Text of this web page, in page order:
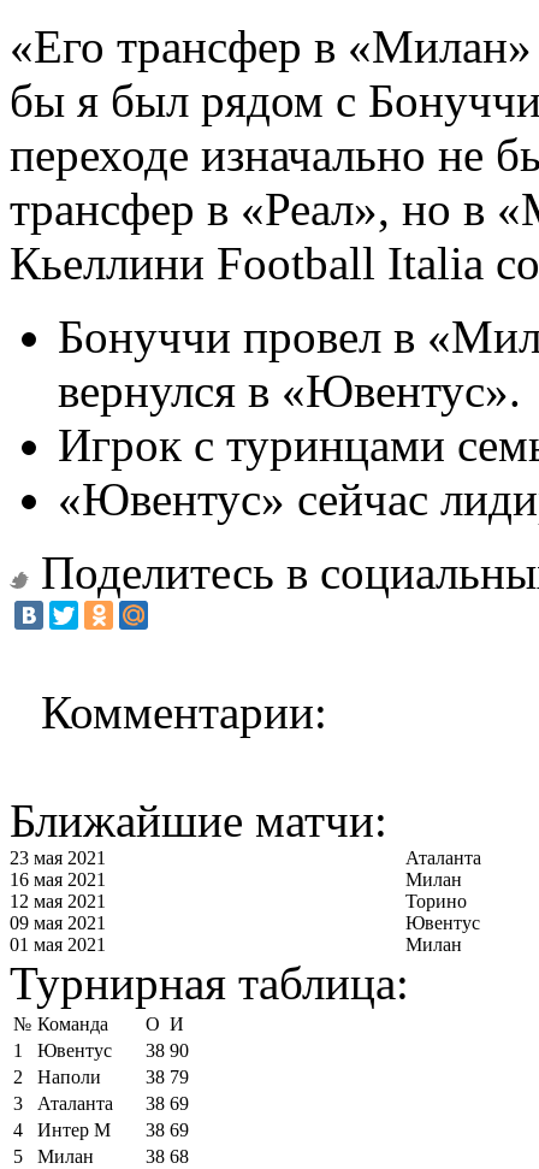
«Его трансфер в
бы я был рядом с
переходе изначально не
трансфер в «Реал», но в
Кьеллини Football Italia
Бонуччи провел в
вернулся в «Ювентус».
Игрок с туринцами
«Ювентус» сейчас
Поделитесь в
Комментарии:
Ближайшие матчи:
23 мая 2021
Аталанта
16 мая 2021
Милан
12 мая 2021
Торино
09 мая 2021
Ювентус
01 мая 2021
Милан
Турнирная таблица:
№ Команда О И
1
Ювентус 38 90
2
Наполи 38 79
3
Аталанта 38 69
4
Интер М 38 69
5
Милан 38 68